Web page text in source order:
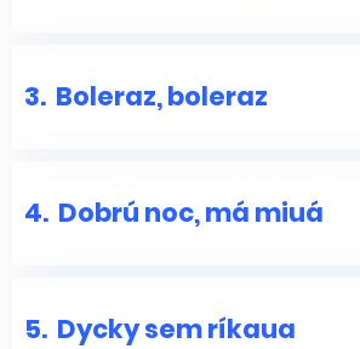
3. Boleraz, boleraz
4. Dobrú noc, má miuá
5. Dycky sem ríkaua